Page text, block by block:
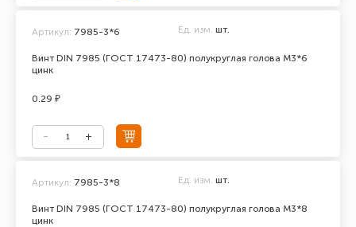
Винт DIN 7985 (ГОСТ 17473-80) полукруглая голова М3*6
цинк
Артикул: 7985-3*6 Ед. изм. шт.
0.29 ₽
Винт DIN 7985 (ГОСТ 17473-80) полукруглая голова М3*8
цинк
Артикул: 7985-3*8 Ед. изм. шт.